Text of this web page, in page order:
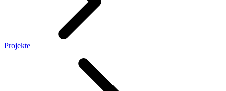
Projekte